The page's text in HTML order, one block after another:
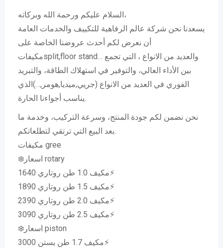
السلام عليكم ورحمة الله وبركاته،
يسعدنا نحن شركة عالم الرفاهية للتكييف والخدمات العامة
أن نعرض لكم أحدث عروضنا الخاصة على
مكيفاتsplit,floor stand… والعديد من الانواع ، التي تجمع
بين الأداء العالي، والتوفير في استهلاك الطاقة، والتبريد
الفوري في العديد من الانواع (جريي,ميديا,هومر,…)الذي
نحن نضمن لكم جودة المنتج، وسرعة التركيب، وخدمة ما
مكيفات gree
❄️اسعار rotary
مكيف 1.0 طن روتاري 1640⚡
مكيف 1.5 طن روتاري 1890⚡
مكيف 2.0 طن روتاري 2390⚡
مكيف 2.5 طن روتاري 3090⚡
❄️اسعار piston
مكيف 1.7 طن بستن 3000⚡